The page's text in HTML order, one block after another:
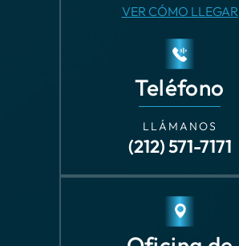
VER CÓMO LLEGAR
Teléfono
LLÁMANOS
(212) 571-7171